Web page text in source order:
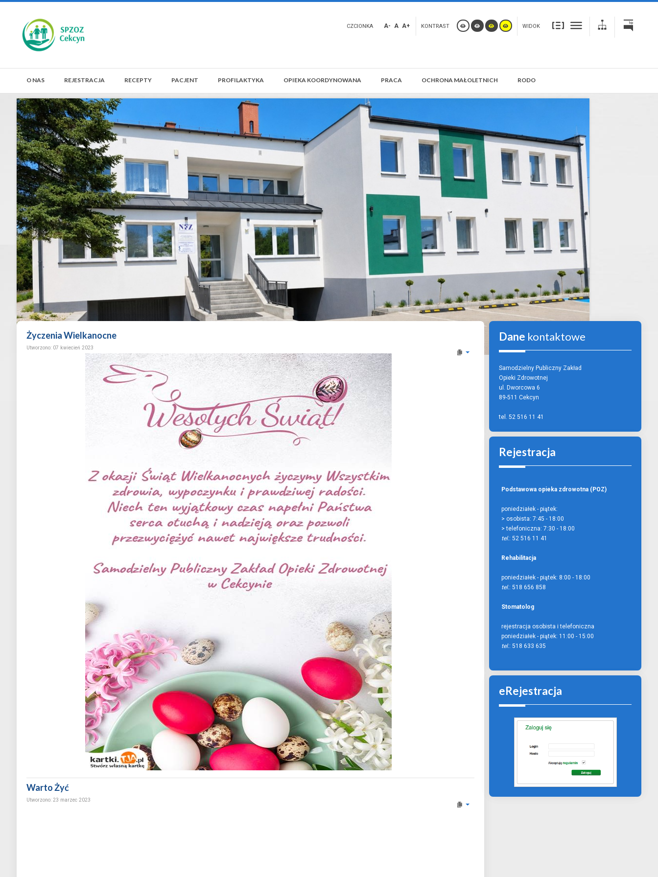
CZCIONKA A- A A+ KONTRAST WIDOK
O NAS REJESTRACJA RECEPTY PACJENT PROFILAKTYKA OPIEKA KOORDYNOWANA PRACA OCHRONA MAŁOLETNICH RODO
Życzenia Wielkanocne
Utworzono: 07 kwiecień 2023
Warto Żyć
Utworzono: 23 marzec 2023
Dane kontaktowe
Samodzielny Publiczny Zakład
Opieki Zdrowotnej
ul. Dworcowa 6
89-511 Cekcyn
tel. 52 516 11 41
Rejestracja
Podstawowa opieka zdrowotna (POZ)
poniedziałek - piątek:
> osobista: 7:45 - 18:00
> telefoniczna: 7:30 - 18:00
tel.: 52 516 11 41
Rehabilitacja
poniedziałek - piątek: 8:00 - 18:00
tel.: 518 656 858
Stomatolog
rejestracja osobista i telefoniczna
poniedziałek - piątek: 11:00 - 15:00
tel.: 518 633 635
eRejestracja